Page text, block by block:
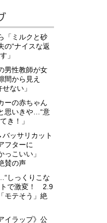
「ミルクと砂
“ナイスな返
」
男性教師が女
から見え
ない」
ーの赤ちゃん
思いきや…“意
き！」
ッサリカット
フターに
っこいい」
賛の声
しっくりこな
トで激変！ 2.9
モテそう」絶
イラップ》公